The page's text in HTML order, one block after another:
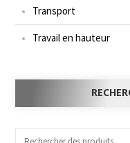
Transport
Travail en hauteur